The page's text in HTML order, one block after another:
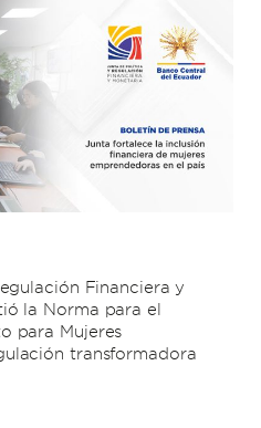
Financiera y
la Norma para el
para Mujeres
transformadora